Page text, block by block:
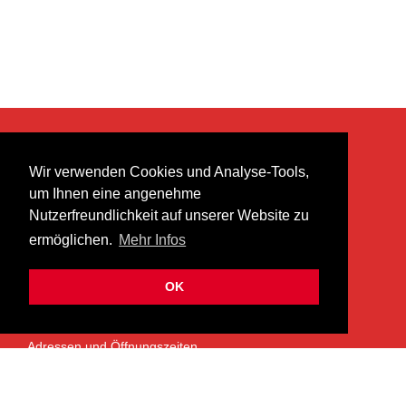
Wir verwenden Cookies und Analyse-Tools,
um Ihnen eine angenehme
Nutzerfreundlichkeit auf unserer Website zu
ermöglichen. Mehr Infos
OK
heer musik ag
Lättenstrasse 35
8952 Schlieren
info@heermusic.com
ÜBER UNS
Adressen und Öffnungszeiten